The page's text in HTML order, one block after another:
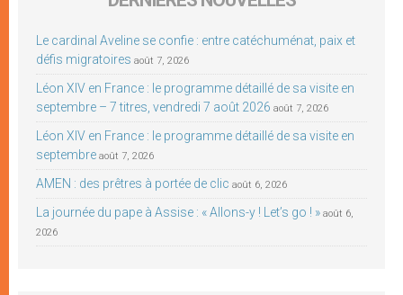
Le cardinal Aveline se confie : entre catéchuménat, paix et
défis migratoires août 7, 2026
Léon XIV en France : le programme détaillé de sa visite en
septembre – 7 titres, vendredi 7 août 2026 août 7, 2026
Léon XIV en France : le programme détaillé de sa visite en
septembre août 7, 2026
AMEN : des prêtres à portée de clic août 6, 2026
La journée du pape à Assise : « Allons-y ! Let’s go ! » août 6,
2026